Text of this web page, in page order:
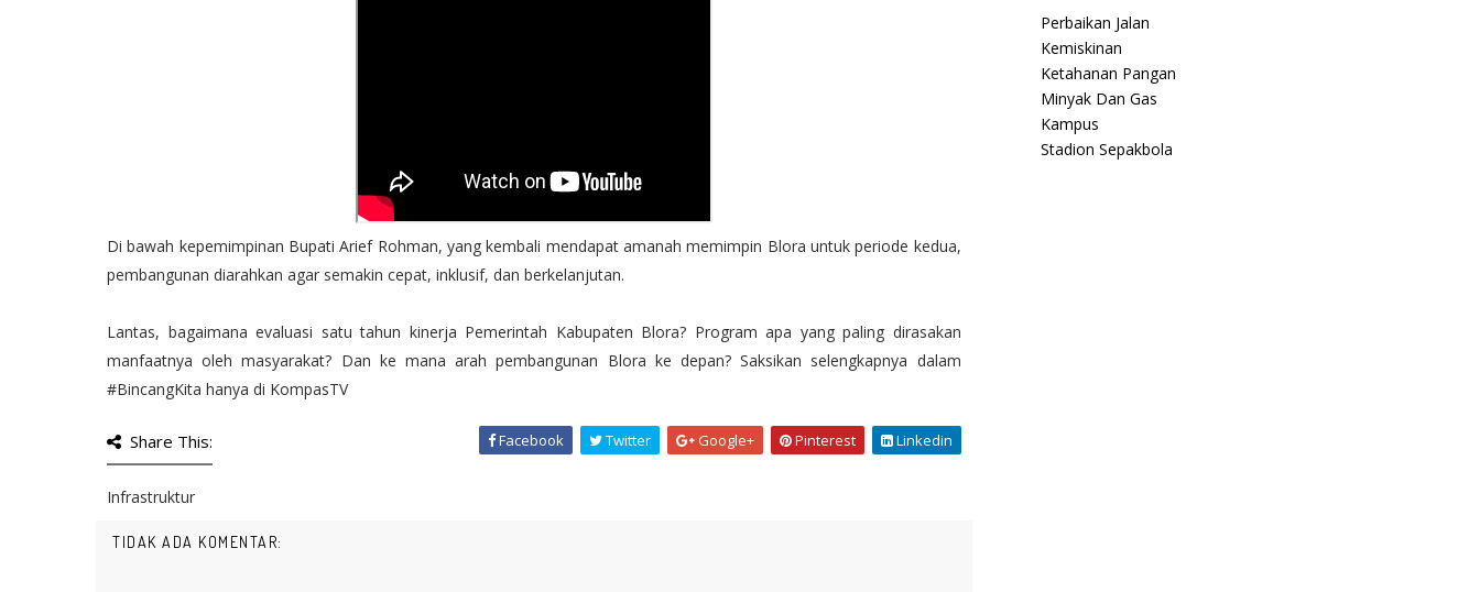
Di bawah kepemimpinan Bupati Arief Rohman, yang kembali mendapat amanah memimpin Blora untuk periode kedua,
pembangunan diarahkan agar semakin cepat, inklusif, dan berkelanjutan.
Lantas, bagaimana evaluasi satu tahun kinerja Pemerintah Kabupaten Blora? Program apa yang paling dirasakan
manfaatnya oleh masyarakat? Dan ke mana arah pembangunan Blora ke depan? Saksikan selengkapnya dalam
#BincangKita​ hanya di KompasTV
Share This: Facebook Twitter Google+ Pinterest Linkedin
Infrastruktur
TIDAK ADA KOMENTAR:
Perbaikan Jalan
Kemiskinan
Ketahanan Pangan
Minyak Dan Gas
Kampus
Stadion Sepakbola